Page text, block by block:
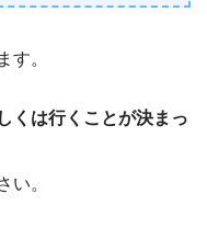
す。
くは行くことが決まっ
い。